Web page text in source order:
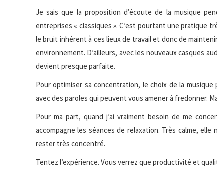
Je sais que la proposition d’écoute de la musique
entreprises « classiques ». C’est pourtant une pratique
le bruit inhérent à ces lieux de travail et donc de
environnement. D’ailleurs, avec les nouveaux casques
devient presque parfaite.
Pour optimiser sa concentration, le choix de la
avec des paroles qui peuvent vous amener à fredonner.
Pour ma part, quand j’ai vraiment besoin de me
accompagne les séances de relaxation. Très calme,
rester très concentré.
Tentez l’expérience. Vous verrez que productivité et